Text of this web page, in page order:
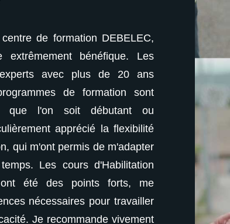
de formation DEBELEC,
extrêmement bénéfique. Les
avec plus de 20 ans
de formation sont
que l'on soit débutant ou
apprécié la flexibilité
qui m'ont permis de m'adapter
Les cours d'Habilitation
été des points forts, me
nécessaires pour travailler
Je recommande vivement
j'ai trouvé
formateurs
des formats
selon mon
fournissant
en toute